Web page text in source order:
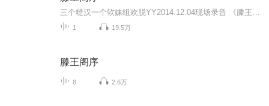
1 19.5万
滕王阁序
8 2.6万